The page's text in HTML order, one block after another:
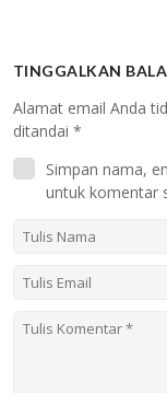
TINGGALKAN
Alamat email Anda
ditandai *
Simpan nama,
untuk komentar